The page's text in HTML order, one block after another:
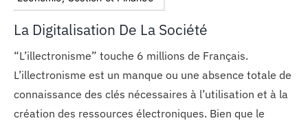
La Digitalisation De La Société
“L’illectronisme” touche 6 millions de Français.
L’illectronisme est un manque ou une absence totale de
connaissance des clés nécessaires à l’utilisation et à la
création des ressources électroniques. Bien que le